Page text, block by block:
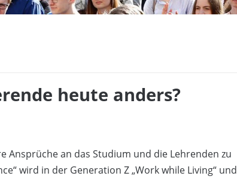
heute anders?
Ansprüche an das Studium und die Lehrenden zu
wird in der Generation Z „Work while Living“ und